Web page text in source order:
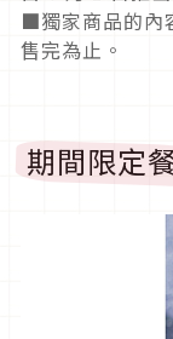
■獨家商品的內
售完為止。
期間限定